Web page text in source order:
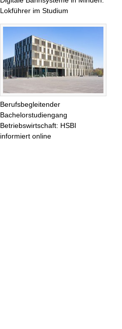
Lokführer im Studium
Berufsbegleitender
Bachelorstudiengang
Betriebswirtschaft: HSBI
informiert online